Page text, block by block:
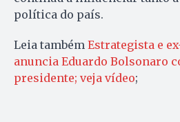
política do país.
Leia também Estrategista e
anuncia Eduardo Bolsonaro
presidente; veja vídeo;